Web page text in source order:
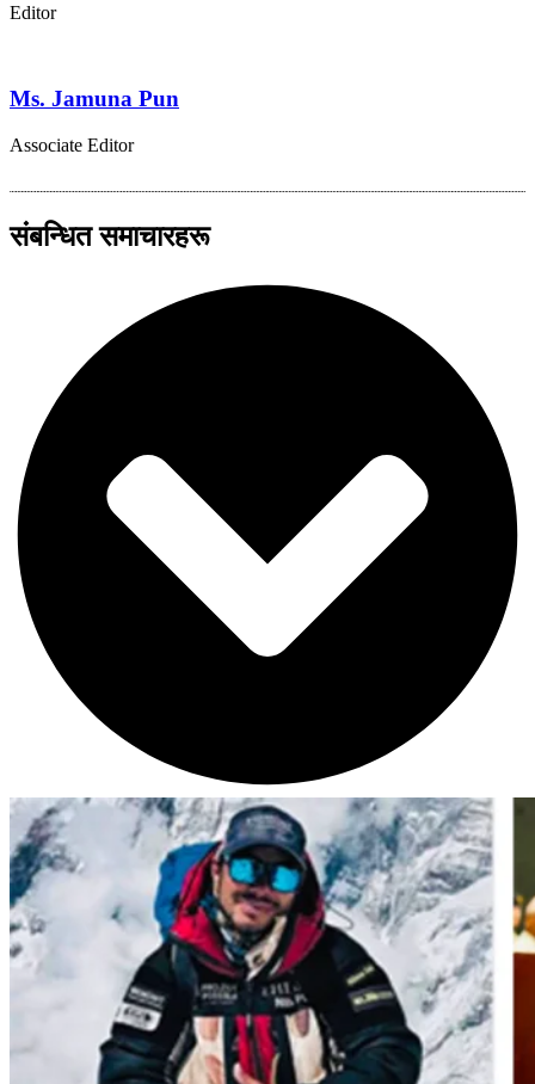
Editor
Ms. Jamuna Pun
Associate Editor
संबन्धित समाचारहरू